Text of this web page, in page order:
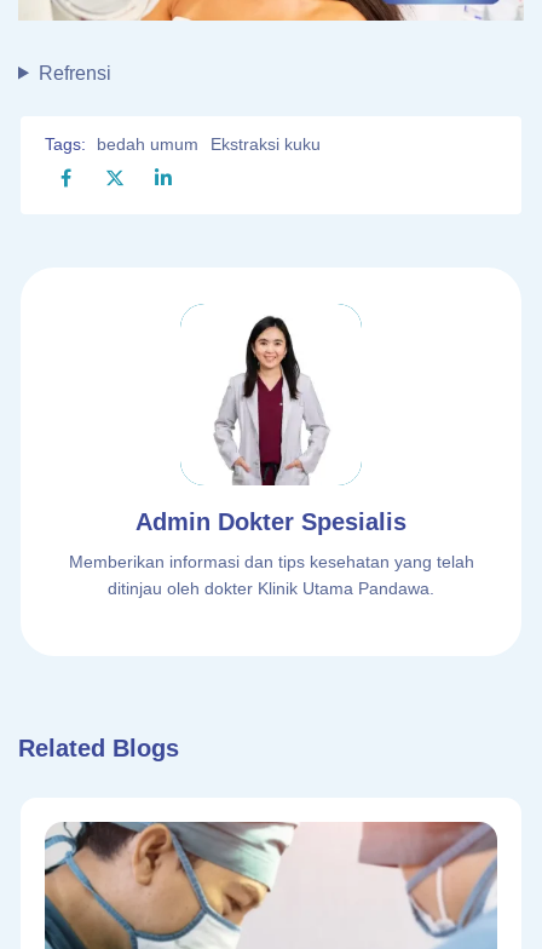
Refrensi
Tags: bedah umum Ekstraksi kuku
Admin Dokter Spesialis
Memberikan informasi dan tips kesehatan yang telah
ditinjau oleh dokter Klinik Utama Pandawa.
Related Blogs